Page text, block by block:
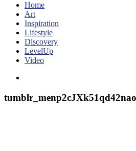
Home
Art
Inspiration
Lifestyle
Discovery
LevelUp
Video